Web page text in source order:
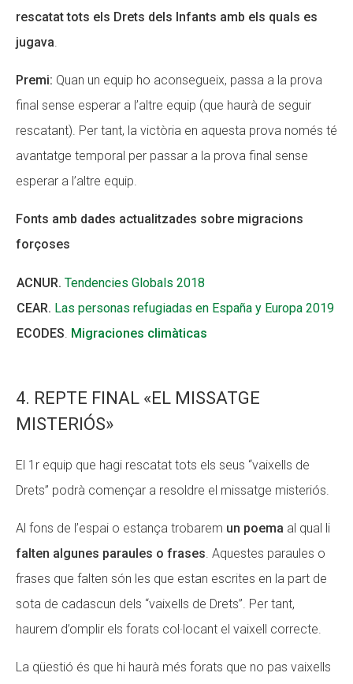
rescatat tots els Drets dels Infants amb els quals es
jugava.
Premi: Quan un equip ho aconsegueix, passa a la prova
final sense esperar a l’altre equip (que haurà de seguir
rescatant). Per tant, la victòria en aquesta prova només té
avantatge temporal per passar a la prova final sense
esperar a l’altre equip.
Fonts amb dades actualitzades sobre migracions
forçoses
ACNUR. Tendencies Globals 2018
CEAR. Las personas refugiadas en España y Europa 2019
ECODES. Migraciones climàticas
4. REPTE FINAL «EL MISSATGE
MISTERIÓS»
El 1r equip que hagi rescatat tots els seus “vaixells de
Drets” podrà començar a resoldre el missatge misteriós.
Al fons de l’espai o estança trobarem un poema al qual li
falten algunes paraules o frases. Aquestes paraules o
frases que falten són les que estan escrites en la part de
sota de cadascun dels “vaixells de Drets”. Per tant,
haurem d’omplir els forats col·locant el vaixell correcte.
La qüestió és que hi haurà més forats que no pas vaixells